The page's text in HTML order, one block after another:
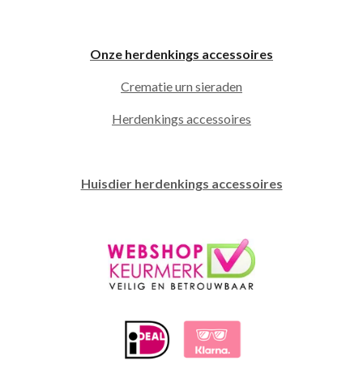
Onze herdenkings accessoires
Crematie urn sieraden
Herdenkings accessoires
Huisdier herdenkings accessoires